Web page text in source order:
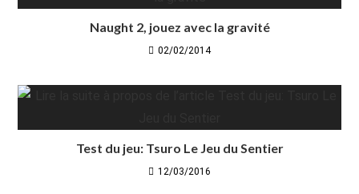
Naught 2, jouez avec la gravité
02/02/2014
Test du jeu: Tsuro Le Jeu du Sentier
12/03/2016